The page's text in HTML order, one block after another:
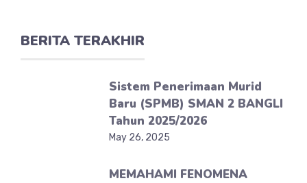
BERITA TERAKHIR
Sistem Penerimaan Murid
Baru (SPMB) SMAN 2 BANGLI
Tahun 2025/2026
May 26, 2025
MEMAHAMI FENOMENA